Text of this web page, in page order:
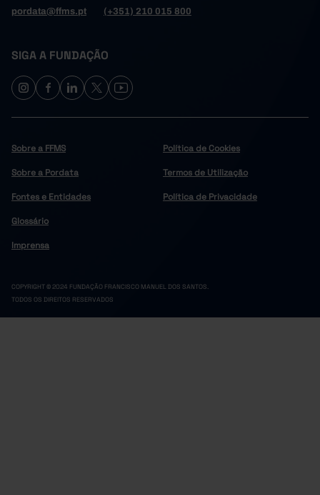
pordata@ffms.pt
(+351) 210 015 800
SIGA A FUNDAÇÃO
Sobre a FFMS
Sobre a Pordata
Fontes e Entidades
Glossário
Imprensa
Política de Cookies
Termos de Utilização
Política de Privacidade
COPYRIGHT © 2024 FUNDAÇÃO FRANCISCO MANUEL DOS SANTOS.
TODOS OS DIREITOS RESERVADOS